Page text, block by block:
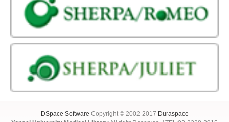
DSpace Software Copyright © 2002-2017 Duraspace